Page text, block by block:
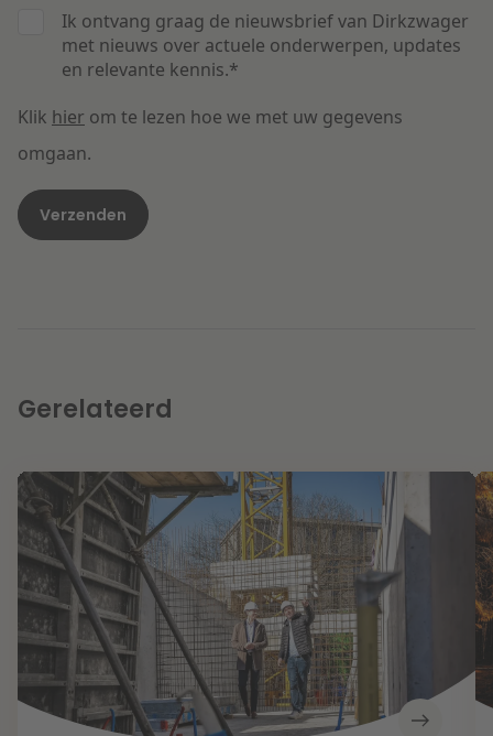
Ik ontvang graag de nieuwsbrief van Dirkzwager
met nieuws over actuele onderwerpen, updates
en relevante kennis.*
Klik hier om te lezen hoe we met uw gegevens
omgaan.
Gerelateerd